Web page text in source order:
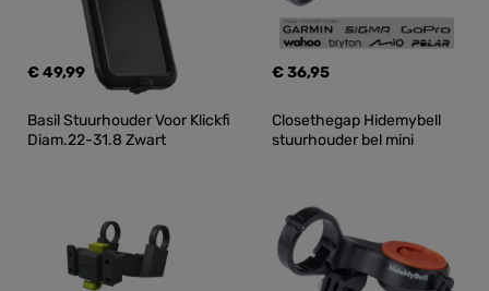
€ 49,99 € 36,95
Basil Stuurhouder Voor Klickfi
Diam.22-31.8 Zwart
Closethegap Hidemybell
stuurhouder bel mini